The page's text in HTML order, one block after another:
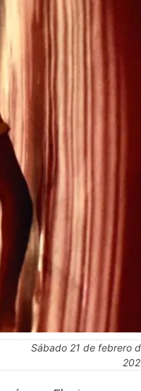
sábado 21 de febrero de